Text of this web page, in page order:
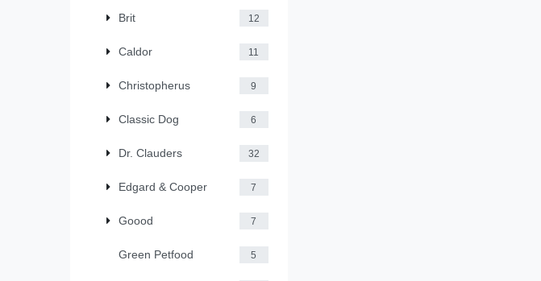
Brit 12
Caldor 11
Christopherus 9
Classic Dog 6
Dr. Clauders 32
Edgard & Cooper 7
Goood 7
Green Petfood 5